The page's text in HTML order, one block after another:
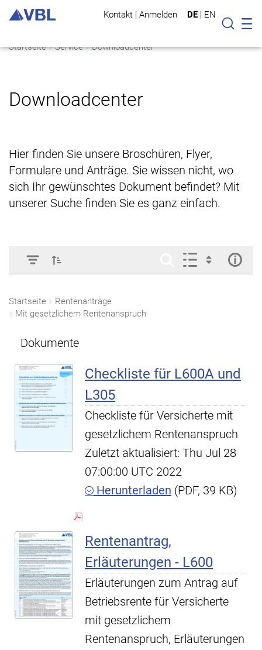
Kontakt | Anmelden DE | EN
Suche
Startseite Service Downloadcenter
Downloadcenter
Hier finden Sie unsere Broschüren, Flyer,
Formulare und Anträge. Sie wissen nicht, wo
sich Ihr gewünschtes Dokument befindet? Mit
unserer Suche finden Sie es ganz einfach.
Startseite
Rentenanträge
Mit gesetzlichem Rentenanspruch
Dokumente
Checkliste für L600A und
L305
Checkliste für Versicherte mit
gesetzlichem Rentenanspruch
Zuletzt aktualisiert: Thu Jul 28
07:00:00 UTC 2022
Herunterladen (PDF, 39 KB)
Rentenantrag,
Erläuterungen - L600
Erläuterungen zum Antrag auf
Betriebsrente für Versicherte
mit gesetzlichem
Rentenanspruch, Erläuterungen